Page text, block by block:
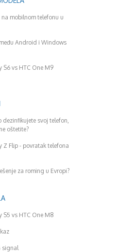
mobilnom telefonu u
Android i Windows
S6 vs HTC One M9
dezinfikujete svoj telefon,
oštetite?
Z Flip - povratak telefona
za roming u Evropi?
S5 vs HTC One M8
signal